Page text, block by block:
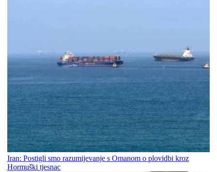
Iran: Postigli smo razumijevanje s Omanom o plovidbi kroz
Hormuški tjesnac